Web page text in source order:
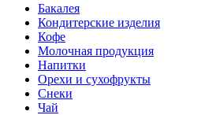
Бакалея
Кондитерские изделия
Кофе
Молочная продукция
Напитки
Орехи и сухофрукты
Снеки
Чай